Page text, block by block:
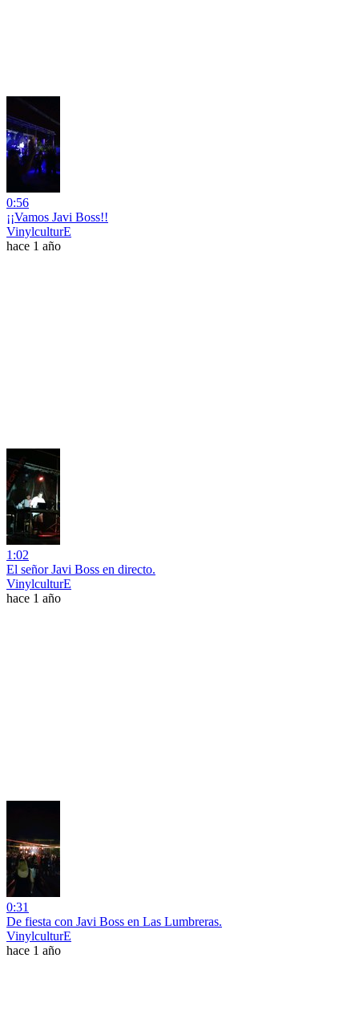
0:56
¡¡Vamos Javi Boss!!
VinylculturE
hace 1 año
1:02
El señor Javi Boss en directo.
VinylculturE
hace 1 año
0:31
De fiesta con Javi Boss en Las Lumbreras.
VinylculturE
hace 1 año